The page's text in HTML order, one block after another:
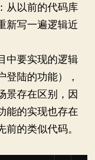
从以前的代码库
新写一遍逻辑近
中要实现的逻辑
登陆的功能），
景存在区别，因
能的实现也存在
的类似代码。